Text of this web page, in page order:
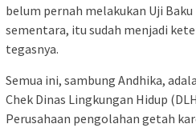
belum pernah melakukan Uji
sementara, itu sudah menjadi
tegasnya.
Semua ini, sambung Andhika,
Chek Dinas Lingkungan Hidup
Perusahaan pengolahan getah